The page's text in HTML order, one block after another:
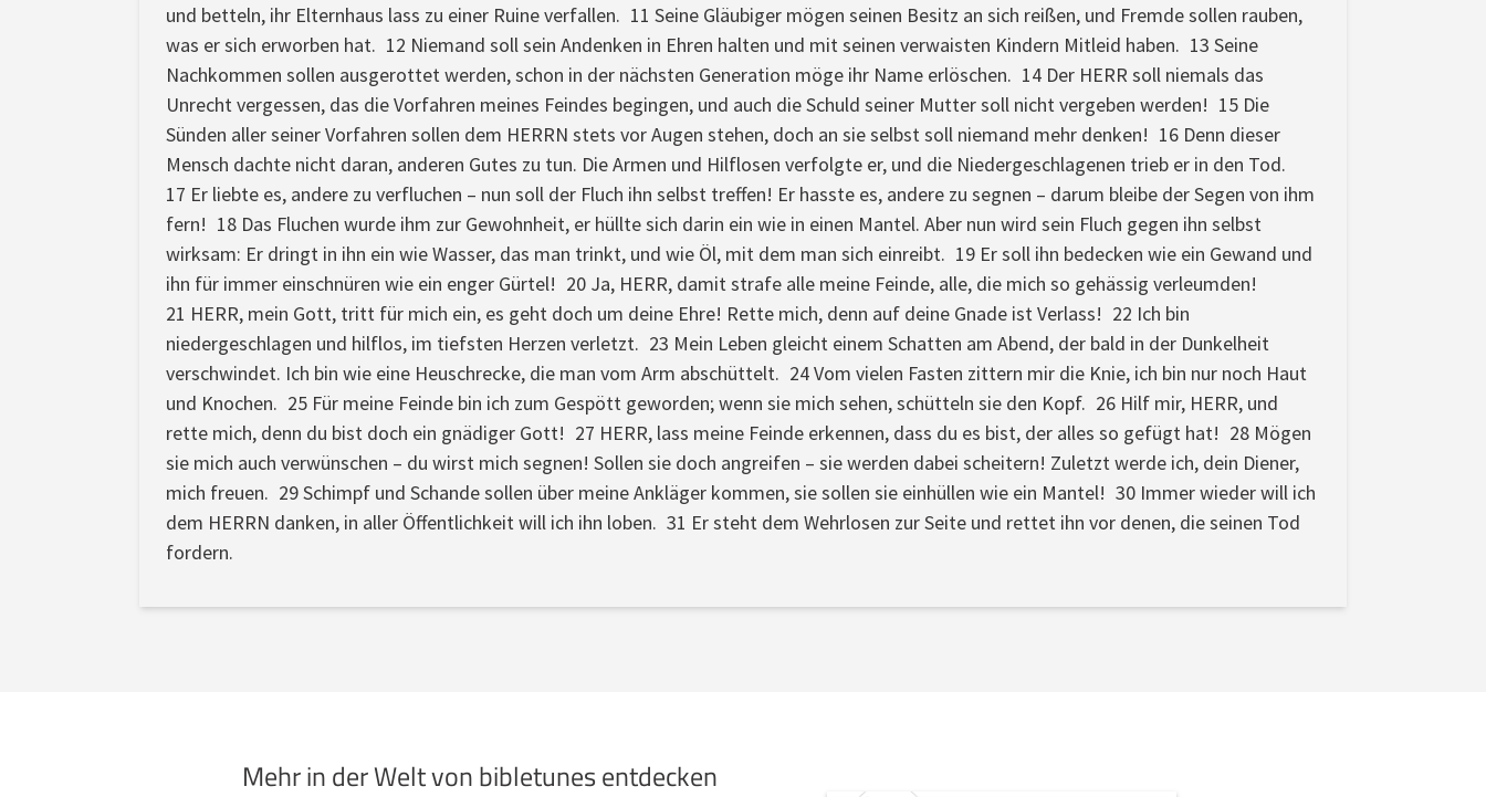
und betteln, ihr Elternhaus lass zu einer Ruine verfallen. 11 Seine Gläubiger mögen seinen Besitz an sich reißen, und Fremde sollen rauben,
was er sich erworben hat. 12 Niemand soll sein Andenken in Ehren halten und mit seinen verwaisten Kindern Mitleid haben. 13 Seine
Nachkommen sollen ausgerottet werden, schon in der nächsten Generation möge ihr Name erlöschen. 14 Der HERR soll niemals das
Unrecht vergessen, das die Vorfahren meines Feindes begingen, und auch die Schuld seiner Mutter soll nicht vergeben werden! 15 Die
Sünden aller seiner Vorfahren sollen dem HERRN stets vor Augen stehen, doch an sie selbst soll niemand mehr denken! 16 Denn dieser
Mensch dachte nicht daran, anderen Gutes zu tun. Die Armen und Hilflosen verfolgte er, und die Niedergeschlagenen trieb er in den Tod.
17 Er liebte es, andere zu verfluchen – nun soll der Fluch ihn selbst treffen! Er hasste es, andere zu segnen – darum bleibe der Segen von ihm
fern! 18 Das Fluchen wurde ihm zur Gewohnheit, er hüllte sich darin ein wie in einen Mantel. Aber nun wird sein Fluch gegen ihn selbst
wirksam: Er dringt in ihn ein wie Wasser, das man trinkt, und wie Öl, mit dem man sich einreibt. 19 Er soll ihn bedecken wie ein Gewand und
ihn für immer einschnüren wie ein enger Gürtel! 20 Ja, HERR, damit strafe alle meine Feinde, alle, die mich so gehässig verleumden!
21 HERR, mein Gott, tritt für mich ein, es geht doch um deine Ehre! Rette mich, denn auf deine Gnade ist Verlass! 22 Ich bin
niedergeschlagen und hilflos, im tiefsten Herzen verletzt. 23 Mein Leben gleicht einem Schatten am Abend, der bald in der Dunkelheit
verschwindet. Ich bin wie eine Heuschrecke, die man vom Arm abschüttelt. 24 Vom vielen Fasten zittern mir die Knie, ich bin nur noch Haut
und Knochen. 25 Für meine Feinde bin ich zum Gespött geworden; wenn sie mich sehen, schütteln sie den Kopf. 26 Hilf mir, HERR, und
rette mich, denn du bist doch ein gnädiger Gott! 27 HERR, lass meine Feinde erkennen, dass du es bist, der alles so gefügt hat! 28 Mögen
sie mich auch verwünschen – du wirst mich segnen! Sollen sie doch angreifen – sie werden dabei scheitern! Zuletzt werde ich, dein Diener,
mich freuen. 29 Schimpf und Schande sollen über meine Ankläger kommen, sie sollen sie einhüllen wie ein Mantel! 30 Immer wieder will ich
dem HERRN danken, in aller Öffentlichkeit will ich ihn loben. 31 Er steht dem Wehrlosen zur Seite und rettet ihn vor denen, die seinen Tod
fordern.
Mehr in der Welt von bibletunes entdecken